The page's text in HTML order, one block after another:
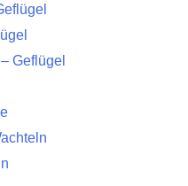
Geflügel